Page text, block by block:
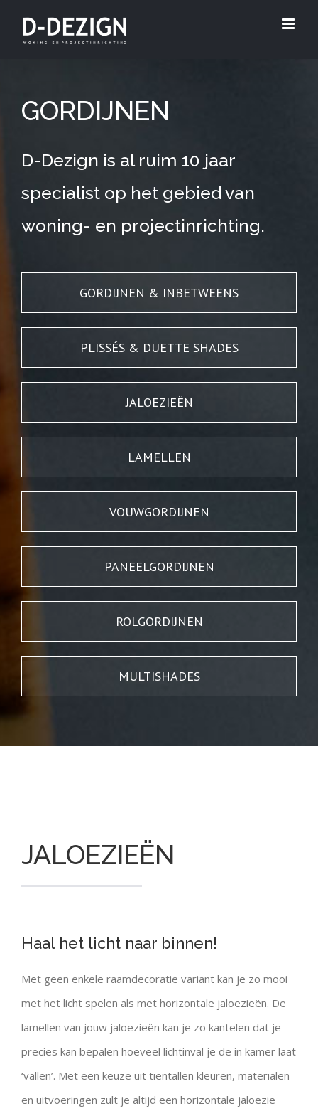
GORDIJNEN
D-Dezign is al ruim 10 jaar
specialist op het gebied van
woning- en projectinrichting.
GORDIJNEN & INBETWEENS
PLISSÉS & DUETTE SHADES
JALOEZIEËN
LAMELLEN
VOUWGORDIJNEN
PANEELGORDIJNEN
ROLGORDIJNEN
MULTISHADES
JALOEZIEËN
Haal het licht naar binnen!
Met geen enkele raamdecoratie variant kan je zo mooi
met het licht spelen als met horizontale jaloezieën. De
lamellen van jouw jaloezieën kan je zo kantelen dat je
precies kan bepalen hoeveel lichtinval je de in kamer laat
‘vallen’. Met een keuze uit tientallen kleuren, materialen
en uitvoeringen zult je altijd een horizontale jaloezie